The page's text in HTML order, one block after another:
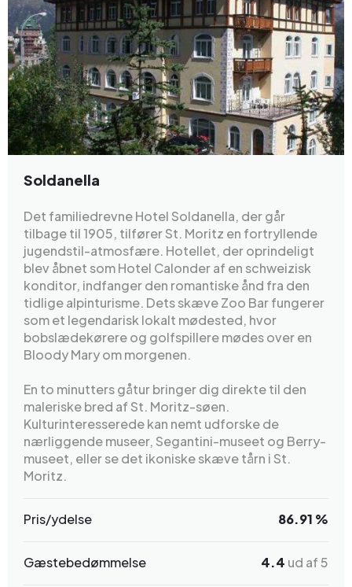
Soldanella
Det familiedrevne Hotel Soldanella, der går
tilbage til 1905, tilfører St. Moritz en fortryllende
jugendstil-atmosfære. Hotellet, der oprindeligt
blev åbnet som Hotel Calonder af en schweizisk
konditor, indfanger den romantiske ånd fra den
tidlige alpinturisme. Dets skæve Zoo Bar fungerer
som et legendarisk lokalt mødested, hvor
bobslædekørere og golfspillere mødes over en
Bloody Mary om morgenen.
En to minutters gåtur bringer dig direkte til den
maleriske bred af St. Moritz-søen.
Kulturinteresserede kan nemt udforske de
nærliggende museer, Segantini-museet og Berry-
museet, eller se det ikoniske skæve tårn i St.
Moritz.
Pris/ydelse 86.91 %
Gæstebedømmelse 4.4 ud af 5